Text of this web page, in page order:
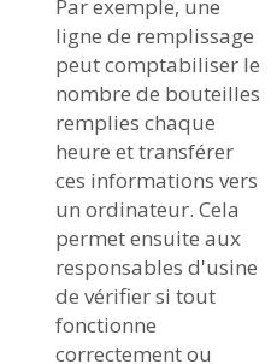
Par exemple, une
ligne de remplissage
peut comptabiliser le
nombre de bouteilles
remplies chaque
heure et transférer
ces informations vers
un ordinateur. Cela
permet ensuite aux
responsables d'usine
de vérifier si tout
fonctionne
correctement ou